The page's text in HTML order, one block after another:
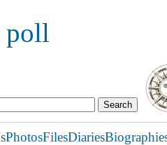
poll
PhotosFilesDiaries